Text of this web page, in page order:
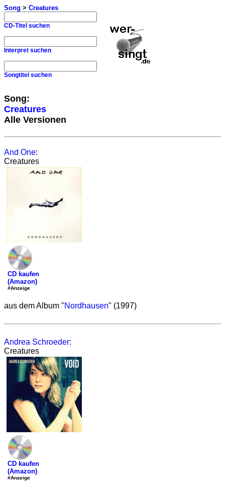
Song > Creatures
CD-Titel suchen
Interpret suchen
Songtitel suchen
Song:
Creatures
Alle Versionen
And One:
Creatures
CD kaufen
(Amazon)
#Anzeige
aus dem Album "Nordhausen" (1997)
Andrea Schroeder:
Creatures
CD kaufen
(Amazon)
#Anzeige